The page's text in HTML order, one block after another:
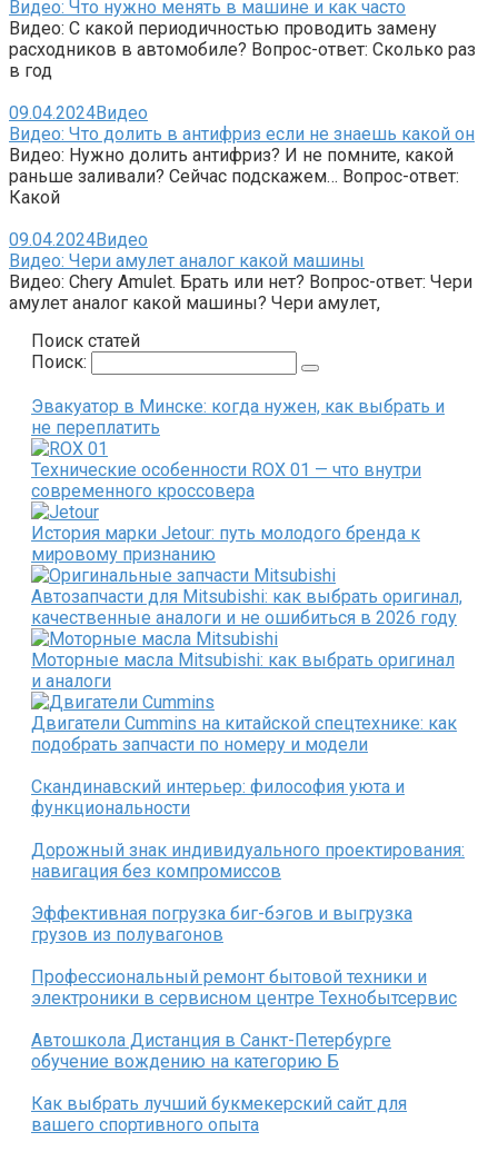
Видео: Что нужно менять в машине и как часто
Видео: С какой периодичностью проводить замену
расходников в автомобиле? Вопрос-ответ: Сколько раз
в год
09.04.2024Видео
Видео: Что долить в антифриз если не знаешь какой он
Видео: Нужно долить антифриз? И не помните, какой
раньше заливали? Сейчас подскажем… Вопрос-ответ:
Какой
09.04.2024Видео
Видео: Чери амулет аналог какой машины
Видео: Chery Amulet. Брать или нет? Вопрос-ответ: Чери
амулет аналог какой машины? Чери амулет,
Поиск статей
Поиск:
Эвакуатор в Минске: когда нужен, как выбрать и
не переплатить
Технические особенности ROX 01 — что внутри
современного кроссовера
История марки Jetour: путь молодого бренда к
мировому признанию
Автозапчасти для Mitsubishi: как выбрать оригинал,
качественные аналоги и не ошибиться в 2026 году
Моторные масла Mitsubishi: как выбрать оригинал
и аналоги
Двигатели Cummins на китайской спецтехнике: как
подобрать запчасти по номеру и модели
Скандинавский интерьер: философия уюта и
функциональности
Дорожный знак индивидуального проектирования:
навигация без компромиссов
Эффективная погрузка биг-бэгов и выгрузка
грузов из полувагонов
Профессиональный ремонт бытовой техники и
электроники в сервисном центре Технобытсервис
Автошкола Дистанция в Санкт-Петербурге
обучение вождению на категорию Б
Как выбрать лучший букмекерский сайт для
вашего спортивного опыта